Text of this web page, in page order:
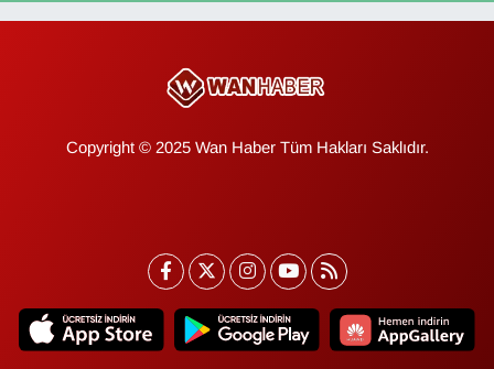
Copyright © 2025 Wan Haber Tüm Hakları Saklıdır.